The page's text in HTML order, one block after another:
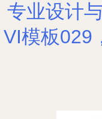
专业设计
VI模板029